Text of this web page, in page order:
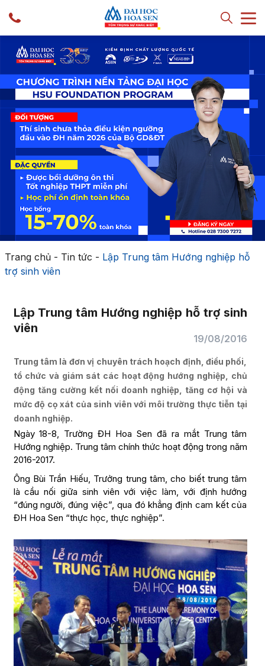
Trang chủ- Tin tức - Lập Trung tâm Hướng nghiệp hỗ
trợ sinh viên
Lập Trung tâm Hướng nghiệp hỗ trợ sinh
viên
19/08/2016
Trung tâm là đơn vị chuyên trách hoạch định, điều phối,
tổ chức và giám sát các hoạt động hướng nghiệp, chủ
động tăng cường kết nối doanh nghiệp, tăng cơ hội và
mức độ cọ xát của sinh viên với môi trường thực tiễn tại
doanh nghiệp.
Ngày 18-8, Trường ĐH Hoa Sen đã ra mắt Trung tâm
Hướng nghiệp. Trung tâm chính thức hoạt động trong năm
2016-2017.
Ông Bùi Trần Hiếu, Trưởng trung tâm, cho biết trung tâm
là cầu nối giữa sinh viên với việc làm, với định hướng
“đúng người, đúng việc”, qua đó khẳng định cam kết của
ĐH Hoa Sen “thực học, thực nghiệp”.